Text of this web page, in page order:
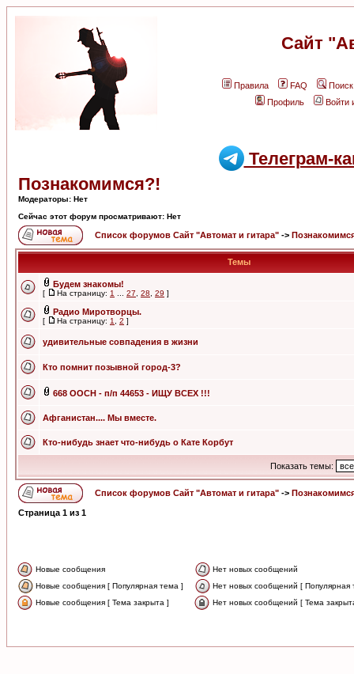
Сайт
Правила FAQ
Поиск
Профиль
Войти
Телеграм-
Познакомимся?!
Модераторы: Нет
Сейчас этот форум просматривают: Нет
Список форумов Сайт "Автомат и гитара" ->
Темы
Будем знакомы!
[ На страницу: 1 27 28 29 ]
Радио Миротворцы.
[ На страницу: 1 2 ]
удивительные совпадения в жизни
Кто помнит позывной город-3?
668 ООСН - п/п 44653 - ИЩУ ВСЕХ !!!
Афганистан.... Мы вместе.
Кто-нибудь знает что-нибудь о Кате Корбут
Показать темы:
Список форумов Сайт "Автомат и гитара" ->
Страница 1 из 1
Новые сообщения
Нет новых сообщений
Новые сообщения [ Популярная тема ]
Нет новых сообщений [ Популярная
Новые сообщения [ Тема закрыта ]
Нет новых сообщений [ Тема